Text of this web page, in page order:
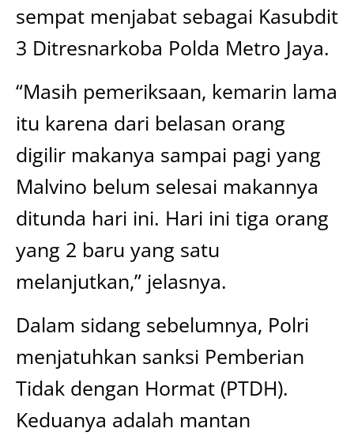
sempat menjabat sebagai Kasubdit
3 Ditresnarkoba Polda Metro Jaya.
“Masih pemeriksaan, kemarin lama
itu karena dari belasan orang
digilir makanya sampai pagi yang
Malvino belum selesai makannya
ditunda hari ini. Hari ini tiga orang
yang 2 baru yang satu
melanjutkan,” jelasnya.
Dalam sidang sebelumnya, Polri
menjatuhkan sanksi Pemberian
Tidak dengan Hormat (PTDH).
Keduanya adalah mantan